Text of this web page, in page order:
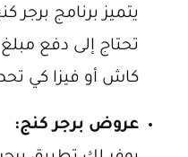
يتميز برنامج برجر
تحتاج إلى دفع
كاش أو فيزا كي
عروض برجر كنج: